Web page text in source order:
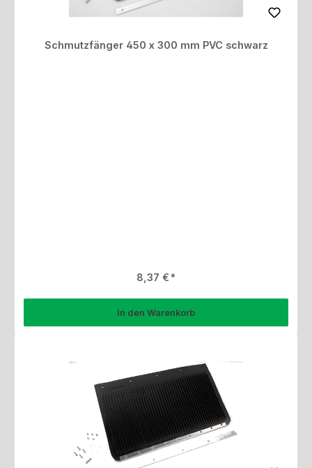
Schmutzfänger 450 x 300 mm PVC schwarz
Regulärer Preis:
8,37 €
In den Warenkorb